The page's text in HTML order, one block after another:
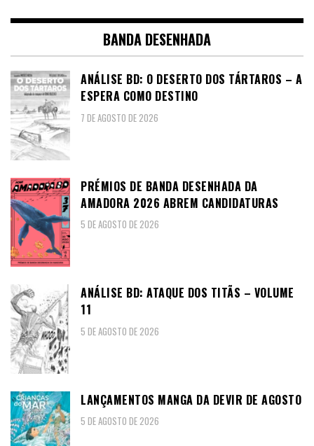
BANDA DESENHADA
ANÁLISE BD: O DESERTO DOS TÁRTAROS – A
ESPERA COMO DESTINO
7 DE AGOSTO DE 2026
PRÉMIOS DE BANDA DESENHADA DA
AMADORA 2026 ABREM CANDIDATURAS
5 DE AGOSTO DE 2026
ANÁLISE BD: ATAQUE DOS TITÃS – VOLUME
11
5 DE AGOSTO DE 2026
LANÇAMENTOS MANGA DA DEVIR DE AGOSTO
5 DE AGOSTO DE 2026